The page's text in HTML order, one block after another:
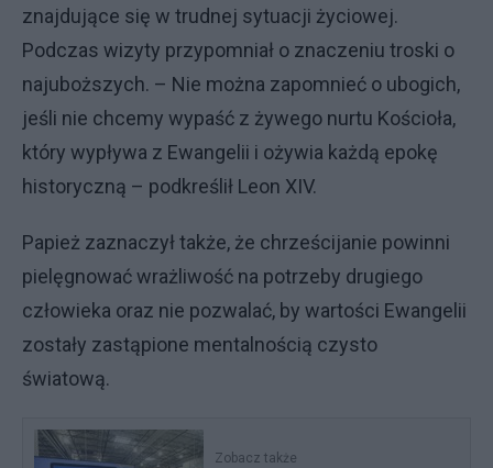
znajdujące się w trudnej sytuacji życiowej.
Podczas wizyty przypomniał o znaczeniu troski o
najuboższych. – Nie można zapomnieć o ubogich,
jeśli nie chcemy wypaść z żywego nurtu Kościoła,
który wypływa z Ewangelii i ożywia każdą epokę
historyczną – podkreślił Leon XIV.
Papież zaznaczył także, że chrześcijanie powinni
pielęgnować wrażliwość na potrzeby drugiego
człowieka oraz nie pozwalać, by wartości Ewangelii
zostały zastąpione mentalnością czysto
światową.
Zobacz także